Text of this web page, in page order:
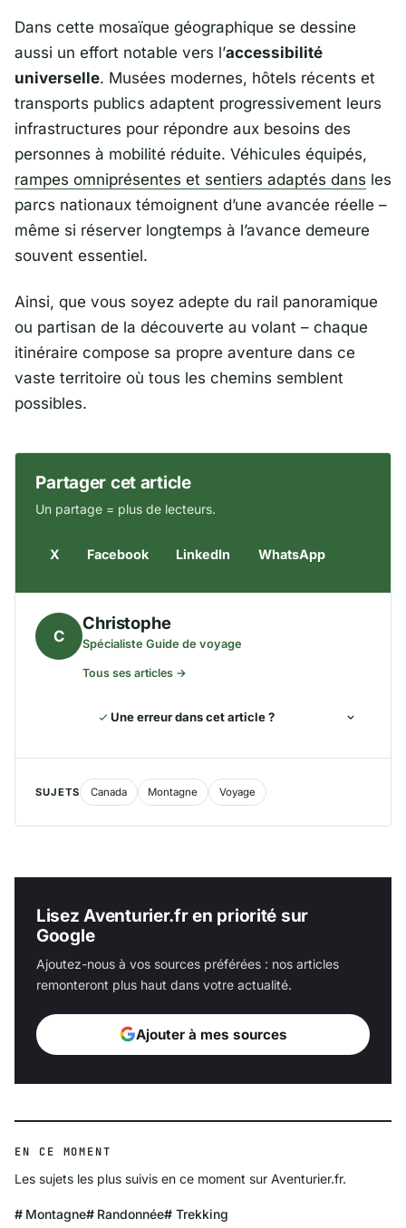
Dans cette mosaïque géographique se dessine
aussi un effort notable vers l’accessibilité
universelle. Musées modernes, hôtels récents et
transports publics adaptent progressivement leurs
infrastructures pour répondre aux besoins des
personnes à mobilité réduite. Véhicules équipés,
rampes omniprésentes et sentiers adaptés dans les
parcs nationaux témoignent d’une avancée réelle –
même si réserver longtemps à l’avance demeure
souvent essentiel.
Ainsi, que vous soyez adepte du rail panoramique
ou partisan de la découverte au volant – chaque
itinéraire compose sa propre aventure dans ce
vaste territoire où tous les chemins semblent
possibles.
Partager cet article
Un partage = plus de lecteurs.
X Facebook LinkedIn WhatsApp
C
Christophe
Spécialiste Guide de voyage
Tous ses articles →
Une erreur dans cet article ?
SUJETS Canada Montagne Voyage
Lisez Aventurier.fr en priorité sur
Google
Ajoutez-nous à vos sources préférées : nos articles
remonteront plus haut dans votre actualité.
Ajouter à mes sources
EN CE MOMENT
Les sujets les plus suivis en ce moment sur Aventurier.fr.
Montagne Randonnée Trekking